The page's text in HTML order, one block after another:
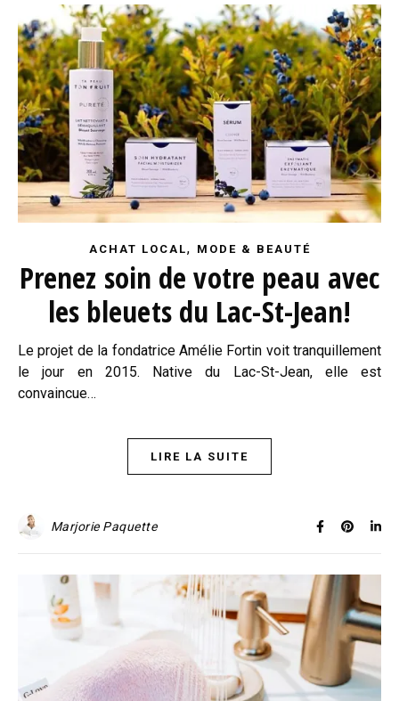
ACHAT LOCAL, MODE & BEAUTÉ
Prenez soin de votre peau avec
les bleuets du Lac-St-Jean!
Le projet de la fondatrice Amélie Fortin voit tranquillement
le jour en 2015. Native du Lac-St-Jean, elle est
convaincue…
LIRE LA SUITE
Marjorie Paquette